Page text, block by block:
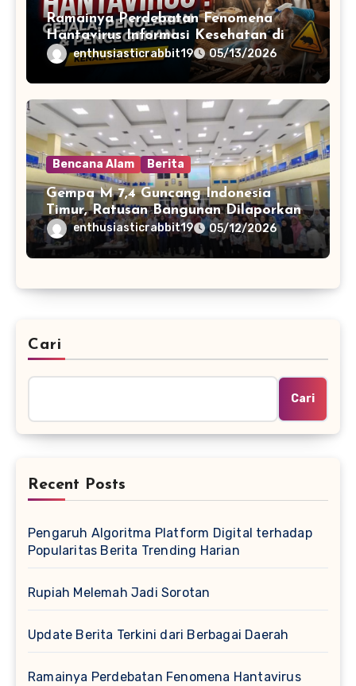
Ramainya Perdebatan Fenomena
Hantavirus Informasi Kesehatan di
Media Sosial
enthusiasticrabbit19 05/13/2026
Bencana Alam Berita
Gempa M 7,4 Guncang Indonesia
Timur, Ratusan Bangunan Dilaporkan
Rusakenthusiasticrabbit19 05/12/2026
Cari
Cari
Recent Posts
Pengaruh Algoritma Platform Digital terhadap
Popularitas Berita Trending Harian
Rupiah Melemah Jadi Sorotan
Update Berita Terkini dari Berbagai Daerah
Ramainya Perdebatan Fenomena Hantavirus